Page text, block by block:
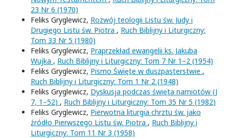
23 Nr 6 (1970)
Feliks Gryglewicz, Rozwój teologii Listu św. Judy i
Drugiego Listu św. Piotra , Ruch Biblijny i Liturgiczny:
Tom 33 Nr 5 (1980)
Feliks Gryglewicz, Praprzekład ewangelii ks. Jakuba
Wujka , Ruch Biblijny i Liturgiczny: Tom 7 Nr 1–2 (1954)
Feliks Gryglewicz, Pismo Święte w duszpasterstwie ,
Ruch Biblijny i Liturgiczny: Tom 1 Nr 2 (1948)
Feliks Gryglewicz, Dyskusja podczas święta namiotów (J
7, 1–52) , Ruch Biblijny i Liturgiczny: Tom 35 Nr 5 (1982)
Feliks Gryglewicz, Pierwotna liturgia chrztu św. jako
źródło Pierwszego Listu św. Piotra , Ruch Biblijny i
Liturgiczny: Tom 11 Nr 3 (1958)